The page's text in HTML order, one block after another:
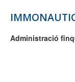
Administració